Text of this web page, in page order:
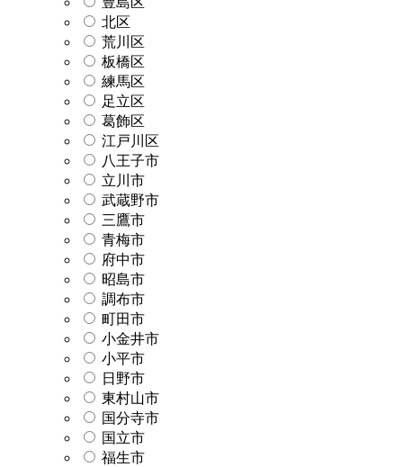
北区
荒川区
板橋区
練馬区
足立区
葛飾区
江戸川区
八王子市
立川市
武蔵野市
三鷹市
青梅市
府中市
昭島市
調布市
町田市
小金井市
小平市
日野市
東村山市
国分寺市
国立市
福生市